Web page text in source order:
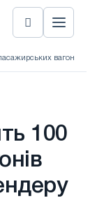
вагонів
100